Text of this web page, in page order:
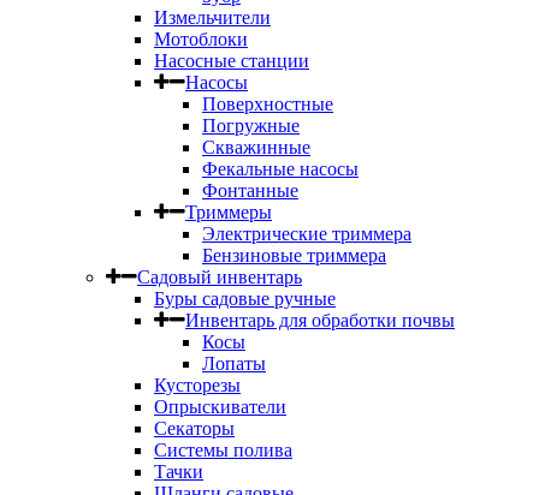
Измельчители
Мотоблоки
Насосные станции
Насосы
Поверхностные
Погружные
Скважинные
Фекальные насосы
Фонтанные
Триммеры
Электрические триммера
Бензиновые триммера
Садовый инвентарь
Буры садовые ручные
Инвентарь для обработки почвы
Косы
Лопаты
Кусторезы
Опрыскиватели
Секаторы
Системы полива
Тачки